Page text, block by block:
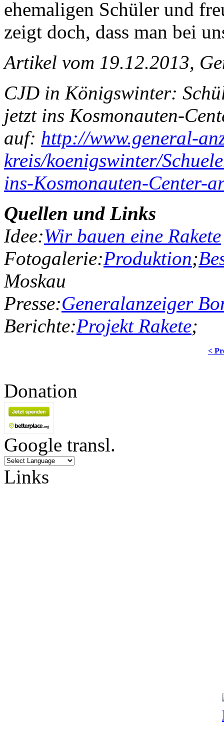
ehemaligen Schüler und
zeigt doch, dass man bei
Artikel vom 19.12.2013,
CJD in Königswinter:
jetzt ins Kosmonauten-
auf: http://www.general-
kreis/koenigswinter/
ins-Kosmonauten-Center-
Quellen und Links
Idee:Wir bauen eine Rakete
Fotogalerie:Produktion;
Moskau
Presse:Generalanzeiger
Berichte:Projekt Rakete;
<
Donation
Google transl.
Links